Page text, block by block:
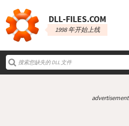
DLL‑FILES.COM
1998 年开始上线
advertisement